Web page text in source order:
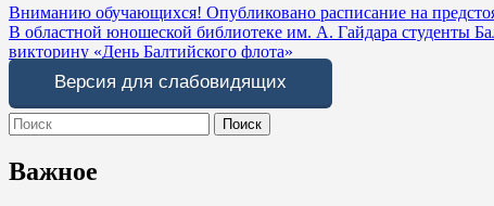
Навигация
по
записям
Вниманию обучающихся! Опубликовано расписание на
В областной юношеской библиотеке им. А. Гайдара студенты
викторину «День Балтийского флота»
Версия для слабовидящих
Search
for:
Важное